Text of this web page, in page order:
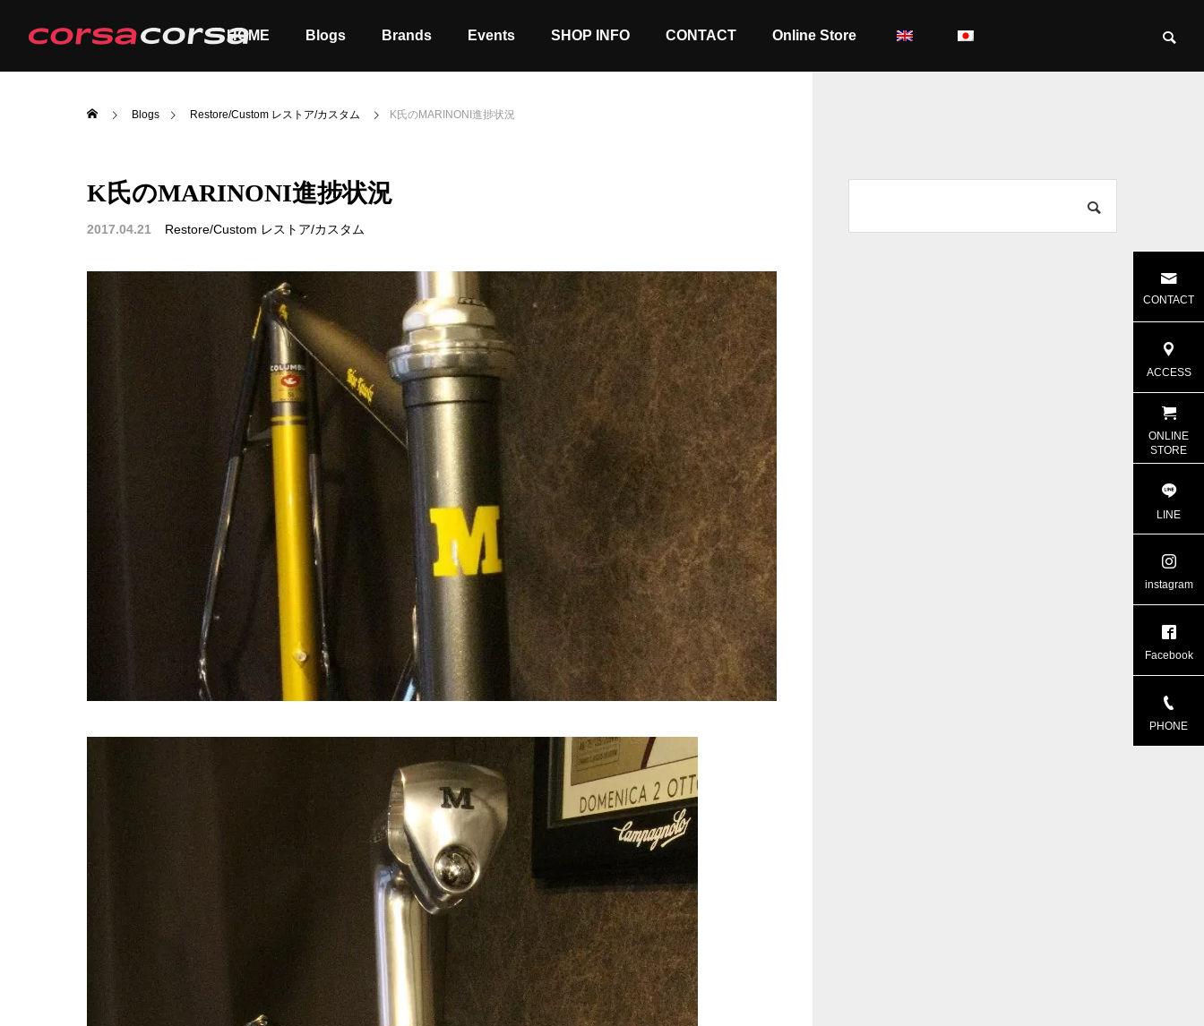
HOME Blogs Brands Events SHOP INFO CONTACT Online Store
ALL Order
Blogs Restore/Custom レストア/カスタム K氏のMARINONI進捗状況
K氏のMARINONI進捗状況
2017.04.21 Restore/Custom レストア/カスタム
CONTACT
ACCESS
ONLINE
STORE
LINE
instagram
Facebook
PHONE